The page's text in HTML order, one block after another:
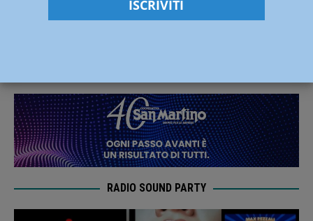
Aggredisce un agente con un tubo
RADIO SOUND PARTY